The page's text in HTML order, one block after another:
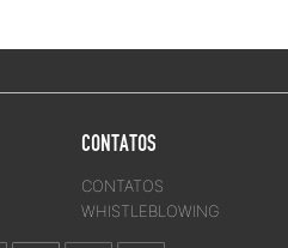
CONTATOS
CONTATOS
WHISTLEBLOWING